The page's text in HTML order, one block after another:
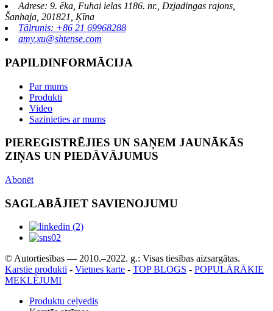
Adrese: 9. ēka, Fuhai ielas 1186. nr., Dzjadingas rajons,
Šanhaja, 201821, Ķīna
Tālrunis: +86 21 69968288
amy.xu@shtense.com
PAPILDINFORMĀCIJA
Par mums
Produkti
Video
Sazinieties ar mums
PIEREGISTRĒJIES UN SAŅEM JAUNĀKĀS
ZIŅAS UN PIEDĀVĀJUMUS
Abonēt
SAGLABĀJIET SAVIENOJUMU
© Autortiesības — 2010.–2022. g.: Visas tiesības aizsargātas.
Karstie produkti - Vietnes karte - TOP BLOGS - POPULĀRĀKIE
MEKLĒJUMI
Produktu ceļvedis